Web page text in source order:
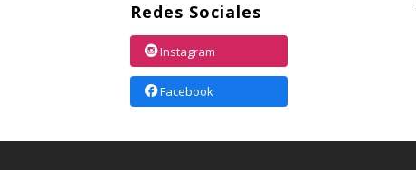
Redes Sociales
Instagram
Facebook